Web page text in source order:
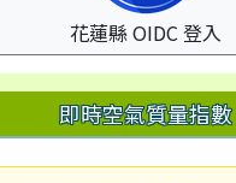
花蓮縣 OIDC 登入
即時空氣質量指數